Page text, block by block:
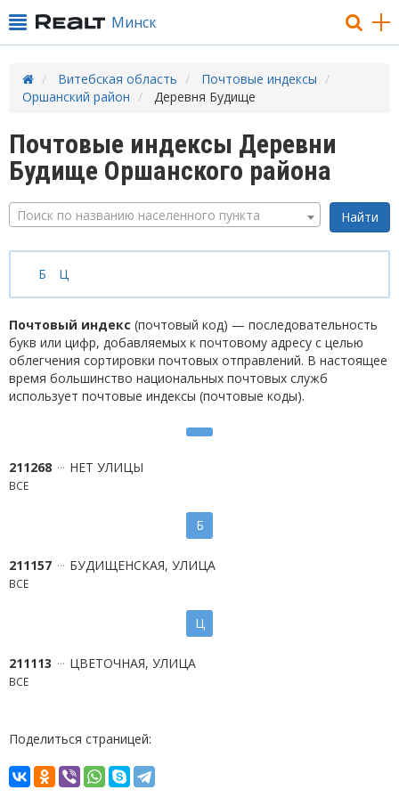
Минск
Витебская область
Почтовые индексы
Оршанский район
Деревня Будище
Почтовые индексы Деревни
Будище Оршанского района
Поиск по названию населенного пункта
Б Ц
Почтовый индекс (почтовый код) — последовательность
букв или цифр, добавляемых к почтовому адресу с целью
облегчения сортировки почтовых отправлений. В настоящее
время большинство национальных почтовых служб
использует почтовые индексы (почтовые коды).
211268 НЕТ УЛИЦЫ
ВСЕ
Б
211157 БУДИЩЕНСКАЯ, УЛИЦА
ВСЕ
Ц
211113 ЦВЕТОЧНАЯ, УЛИЦА
ВСЕ
Поделиться страницей: